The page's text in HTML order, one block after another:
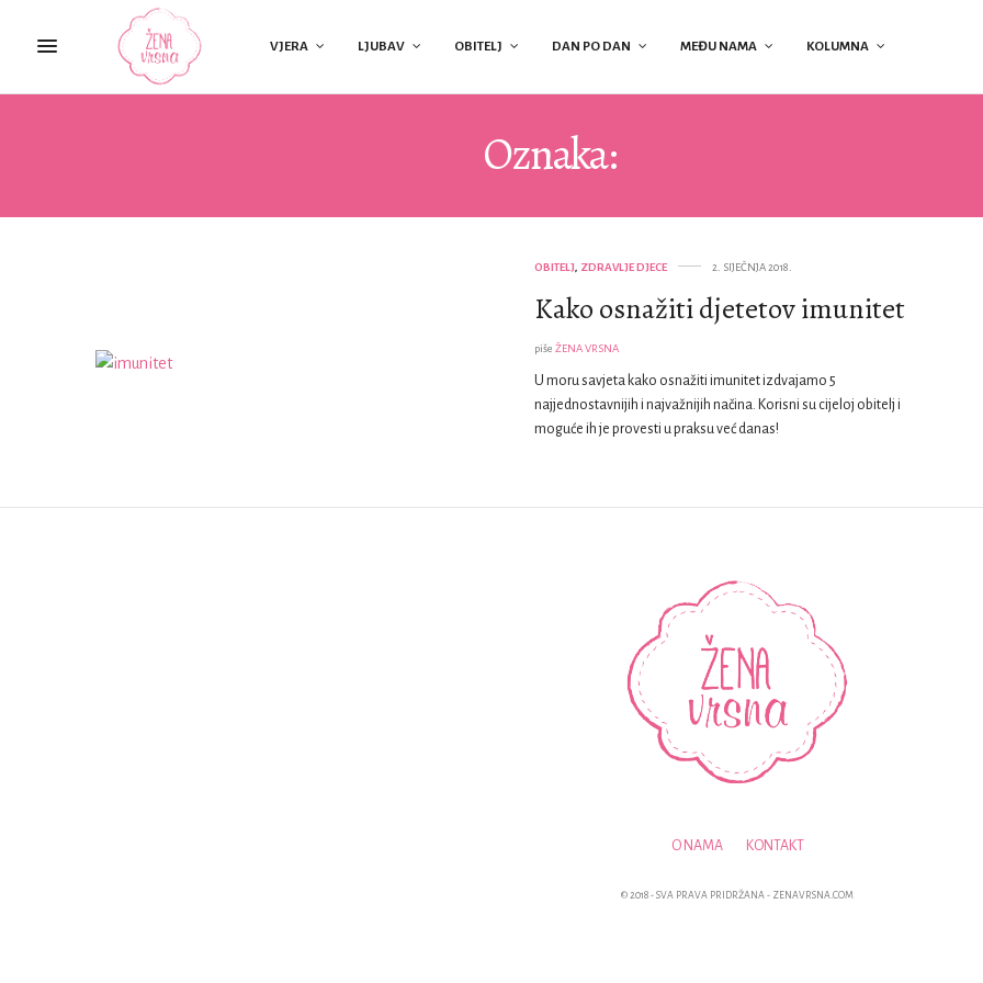
VJERA LJUBAV OBITELJ DAN PO DAN MEĐU NAMA KOLUMNA
Oznaka:
OBITELJ, ZDRAVLJE DJECE 2. SIJEČNJA 2018.
Kako osnažiti djetetov imunitet
piše ŽENA VRSNA
U moru savjeta kako osnažiti imunitet izdvajamo 5
najjednostavnijih i najvažnijih načina. Korisni su cijeloj obitelj i
moguće ih je provesti u praksu već danas!
O NAMA KONTAKT
© 2018 - SVA PRAVA PRIDRŽANA - ZENAVRSNA.COM